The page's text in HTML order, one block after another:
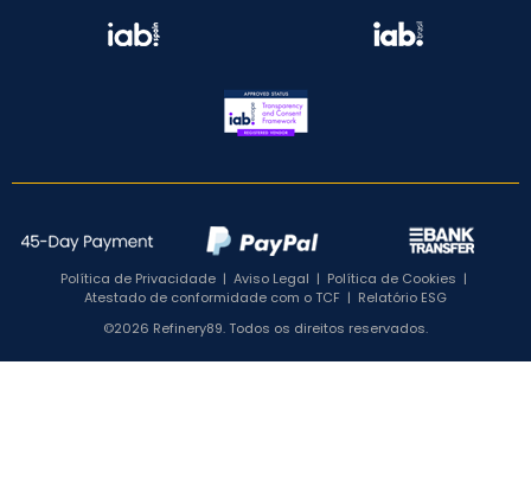
Política de Privacidade | Aviso Legal | Política de Cookies |
Atestado de conformidade com o TCF | Relatório ESG
©2026 Refinery89. Todos os direitos reservados.